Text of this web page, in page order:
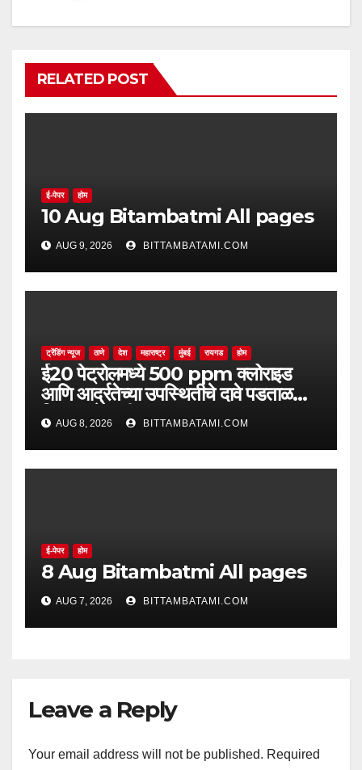
RELATED POST
ई-पेपर होम
10 Aug Bitambatmi All pages
AUG 9, 2026 BITTAMBATAMI.COM
ट्रेंडिंग न्यूज ठाणे देश महाराष्ट्र मुंबई रायगड होम
ई20 पेट्रोलमध्ये 500 ppm क्लोराइड
आणि आर्द्रतेच्या उपस्थितीचे दावे पडताळणीत
सिद्ध झाले नाहीत
AUG 8, 2026 BITTAMBATAMI.COM
ई-पेपर होम
8 Aug Bitambatmi All pages
AUG 7, 2026 BITTAMBATAMI.COM
Leave a Reply
Your email address will not be published. Required